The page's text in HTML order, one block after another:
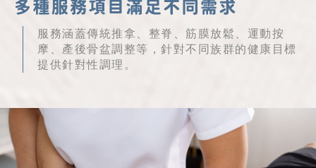
服務涵蓋傳統推拿、整脊、筋膜放鬆、運動按
摩、產後骨盆調整等，針對不同族群的健康目標
提供針對性調理。